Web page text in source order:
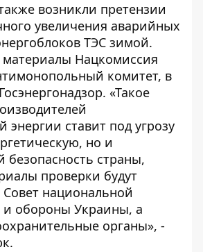
возникли претензии
увеличения аварийных
ТЭС зимой.
Нацкомиссия
комитет, в
«Такое
энергии ставит под угрозу
но и
безопасность страны,
проверки будут
национальной
и обороны Украины, а
органы», -